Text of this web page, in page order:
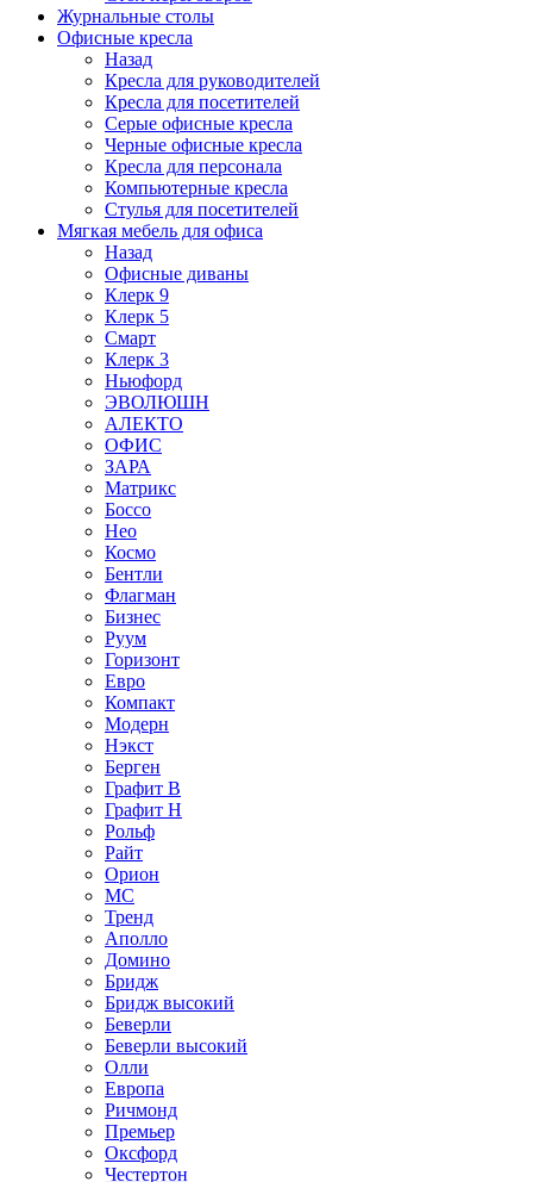
Журнальные столы
Офисные кресла
Назад
Кресла для руководителей
Кресла для посетителей
Серые офисные кресла
Черные офисные кресла
Кресла для персонала
Компьютерные кресла
Стулья для посетителей
Мягкая мебель для офиса
Назад
Офисные диваны
Клерк 9
Клерк 5
Смарт
Клерк 3
Ньюфорд
ЭВОЛЮШН
АЛЕКТО
ОФИС
ЗАРА
Матрикс
Боссо
Нео
Космо
Бентли
Флагман
Бизнес
Руум
Горизонт
Евро
Компакт
Модерн
Нэкст
Берген
Графит В
Графит Н
Рольф
Райт
Орион
МС
Тренд
Аполло
Домино
Бридж
Бридж высокий
Беверли
Беверли высокий
Олли
Европа
Ричмонд
Премьер
Оксфорд
Честертон